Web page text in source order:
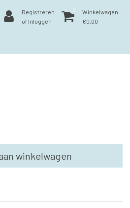
Registreren
of Inloggen
0
Winkelwagen
€0,00
winkelwagen